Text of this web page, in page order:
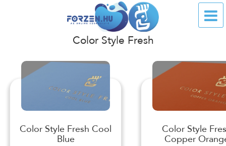
Color Style Fresh
Color Style Fresh Cool
Blue
Color Style
Copper